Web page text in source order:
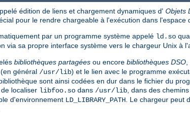
édition de liens et chargement dynamiques d' Objets
pour le rendre chargeable à l'exécution dans
par un programme système appelé ld.so
via sa propre interface système vers le chargeur Unix à
bibliothèques partagées ou encore bibliothèques DSO,
général /usr/lib) et le lien avec le programme
sont ainsi codées en dur dans le fichier du
localiser libfoo.so dans /usr/lib, dans des
d'environnement LD_LIBRARY_PATH. Le chargeur peut